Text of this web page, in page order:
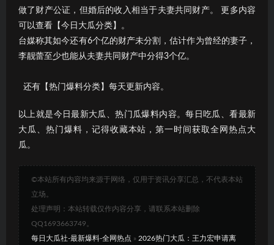
做了财产公证，但婚后的收入相当于夫妻共同财产。 更多内容
可以查看【今日大瓜分类】。
台媒称其如今还有6个亿的财产未分割，估计作为曾经的妻子，
李靓蕾至少也能从夫妻共同财产中分得3个亿。
还有【热门爆料分类】每天更新内容。
以上就是今日最新大瓜、热门瓜爆料内容。每日吃瓜、看最新
大瓜、热门爆料，记得收藏本站，第一时间获取全网热点大
瓜。
©本站所有内容均来源于网络，仅用于资讯分享汇总，不代表本站
立场。
处理声明：本站转载仅作内容分享，请联系本站删除
QQ1693663749。
每日大瓜社-最新爆料-全网热点 » 2026热门大瓜：王力宏申请离